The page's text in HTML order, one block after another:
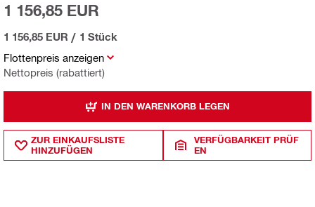
Flottenpreis anzeigen
Nettopreis (rabattiert)
1 156,85 EUR
1 156,85 EUR / 1 Stück
IN DEN WARENKORB LEGEN
ZUR EINKAUFSLISTE
HINZUFÜGEN
VERFÜGBARKEIT PRÜF
EN